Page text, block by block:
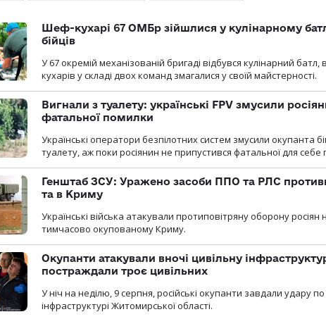
Шеф-кухарі 67 ОМБр зійшлися у кулінарному
бійців
У 67 окремій механізованій бригаді відбувся кулінарний
кухарів у складі двох команд змагалися у своїй майстерності.
Вигнали з туалету: українські FPV змусили
фатальної помилки
Українські оператори безпілотних систем змусили окупанта
туалету, аж поки росіянин не припустився фатальної для себе
Генштаб ЗСУ: Уражено засоби ППО та РЛС
та в Криму
Українські війська атакували протиповітряну оборону росіян
тимчасово окупованому Криму.
Окупанти атакували вночі цивільну
постраждали троє цивільних
У ніч на неділю, 9 серпня, російські окупанти завдали удару по
інфраструктурі Житомирської області.